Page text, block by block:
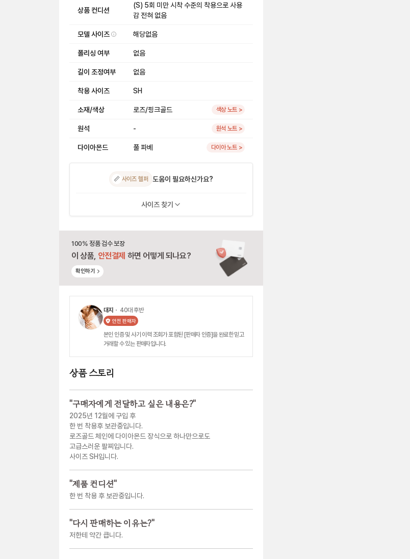
상품 컨디션
(S) 5회 미만 시착 수준의 착용으로 사용
감 전혀 없음
모델 사이즈 해당없음
폴리싱 여부 없음
길이 조정여부 없음
착용 사이즈 SH
소재/색상 로즈/핑크골드 색상 노트 >
원석 - 원석 노트 >
다이아몬드 풀 파베 다이아 노트 >
📏 사이즈 헬퍼 도움이 필요하신가요?
사이즈 찾기
100% 정품 검수 보장
이 상품, 안전결제 하면 어떻게 되나요?
확인하기
대지 ・ 40대 후반
안전 판매자
본인 인증 및 사기 이력 조회가 포함된 [판매자 인증]을 완료한 믿고
거래할 수 있는 판매자입니다.
상품 스토리
"구매자에게 전달하고 싶은 내용은?"
2025년 12월에 구입 후
한 번 착용후 보관중입니다.
로즈골드 체인에 다이아몬드 장식으로 하나만으로도
고급스러운 팔찌입니다.
사이즈 SH입니다.
"제품 컨디션"
한 번 착용 후 보관중입니다.
"다시 판매하는 이유는?"
저한테 약간 큽니다.